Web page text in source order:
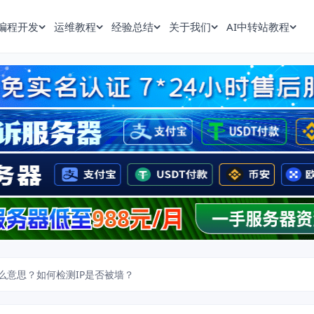
程开发 运维教程 经验总结 关于我们 AI中转站教程
意思？如何检测IP是否被墙？